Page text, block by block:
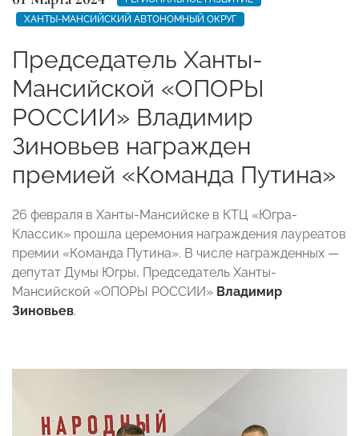
ХАНТЫ-МАНСИЙСКИЙ АВТОНОМНЫЙ ОКРУГ
Председатель Ханты-
Мансийской «ОПОРЫ
РОССИИ» Владимир
Зиновьев награжден
премией «Команда Путина»
26 февраля в Ханты-Мансийске в КТЦ «Югра-
Классик» прошла церемония награждения лауреатов
премии «Команда Путина». В числе награжденных —
депутат Думы Югры, Председатель Ханты-
Мансийской «ОПОРЫ РОССИИ» Владимир
Зиновьев.